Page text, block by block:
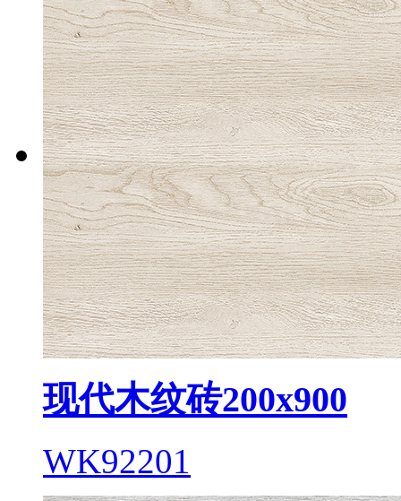
现代木纹砖200x900
WK92201